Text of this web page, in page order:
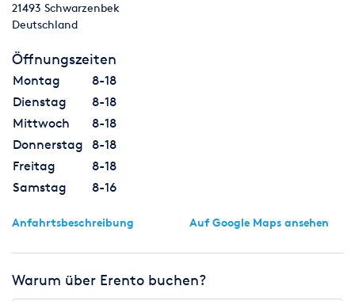
21493 Schwarzenbek
Deutschland
Öffnungszeiten
Montag
8-18
Dienstag
8-18
Mittwoch
8-18
Donnerstag
8-18
Freitag
8-18
Samstag
8-16
Anfahrtsbeschreibung Auf Google Maps ansehen
Warum über Erento buchen?